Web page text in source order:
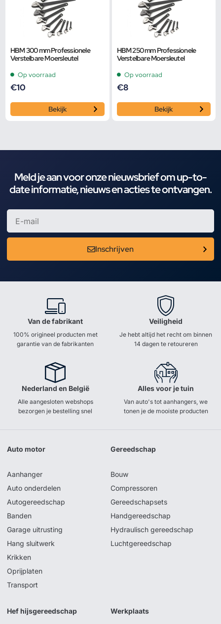
HBM 300 mm Professionele
Verstelbare Moersleutel
Op voorraad
€10
Bekijk
HBM 250 mm Professionele
Verstelbare Moersleutel
Op voorraad
€8
Bekijk
Meld je aan voor onze nieuwsbrief om up-to-
date informatie, nieuws en acties te ontvangen.
Inschrijven
Van de fabrikant
100% origineel producten met
garantie van de fabrikanten
Veiligheid
Je hebt altijd het recht om binnen
14 dagen te retoureren
Nederland en België
Alle aangesloten webshops
bezorgen je bestelling snel
Alles voor je tuin
Van auto's tot aanhangers, we
tonen je de mooiste producten
Auto motor
Aanhanger
Auto onderdelen
Autogereedschap
Banden
Garage uitrusting
Hang sluitwerk
Krikken
Oprijplaten
Transport
Gereedschap
Bouw
Compressoren
Gereedschapsets
Handgereedschap
Hydraulisch gereedschap
Luchtgereedschap
Hef hijsgereedschap Werkplaats